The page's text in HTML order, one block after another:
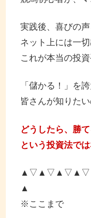
実践後、喜びの
ネット上には一
これが本当の投
「儲かる！」を
皆さんが知りた
どうしたら、勝
という投資法で
▲
※ここまで